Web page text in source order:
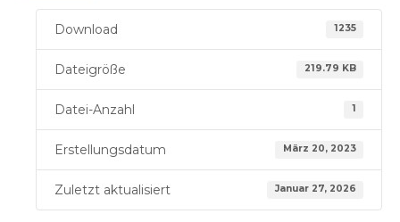
Download 1235
Dateigröße 219.79 KB
Datei-Anzahl 1
Erstellungsdatum März 20, 2023
Zuletzt aktualisiert Januar 27, 2026